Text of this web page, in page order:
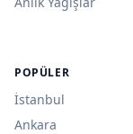
POPÜLER
İstanbul
Ankara